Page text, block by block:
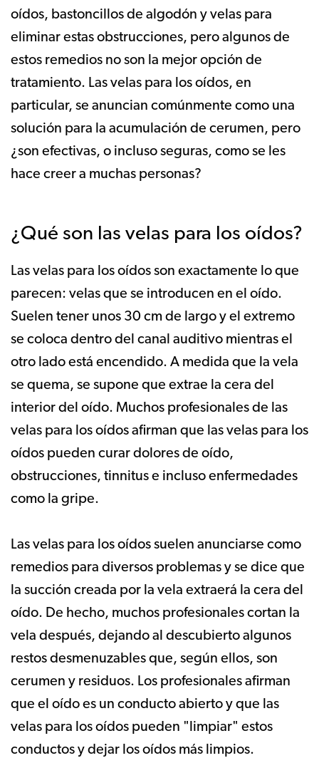
oídos, bastoncillos de algodón y velas para
eliminar estas obstrucciones, pero algunos de
estos remedios no son la mejor opción de
tratamiento. Las velas para los oídos, en
particular, se anuncian comúnmente como una
solución para la acumulación de cerumen, pero
¿son efectivas, o incluso seguras, como se les
hace creer a muchas personas?
¿Qué son las velas para los oídos?
Las velas para los oídos son exactamente lo que
parecen: velas que se introducen en el oído.
Suelen tener unos 30 cm de largo y el extremo
se coloca dentro del canal auditivo mientras el
otro lado está encendido. A medida que la vela
se quema, se supone que extrae la cera del
interior del oído. Muchos profesionales de las
velas para los oídos afirman que las velas para los
oídos pueden curar dolores de oído,
obstrucciones, tinnitus e incluso enfermedades
como la gripe.
Las velas para los oídos suelen anunciarse como
remedios para diversos problemas y se dice que
la succión creada por la vela extraerá la cera del
oído. De hecho, muchos profesionales cortan la
vela después, dejando al descubierto algunos
restos desmenuzables que, según ellos, son
cerumen y residuos. Los profesionales afirman
que el oído es un conducto abierto y que las
velas para los oídos pueden "limpiar" estos
conductos y dejar los oídos más limpios.